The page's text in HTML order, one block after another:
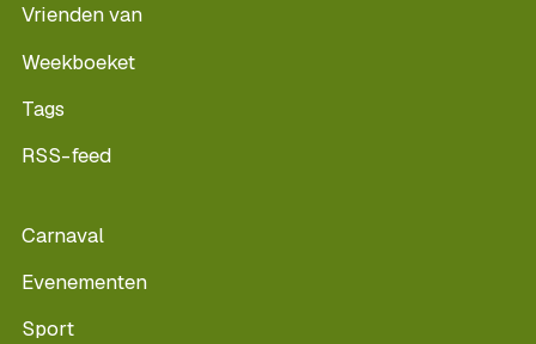
Vrienden van
Weekboeket
Tags
RSS-feed
Carnaval
Evenementen
Sport